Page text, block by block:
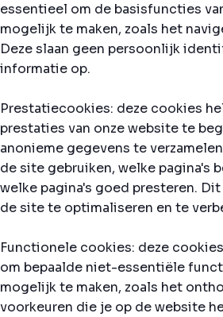
essentieel om de basisfuncties
mogelijk te maken, zoals het
Deze slaan geen persoonlijk
informatie op.
Prestatiecookies: deze cookies
prestaties van onze website te
anonieme gegevens te
de site gebruiken, welke pagina's
welke pagina's goed presteren.
de site te optimaliseren en te
Functionele cookies: deze
om bepaalde niet-essentiële
mogelijk te maken, zoals het
voorkeuren die je op de website